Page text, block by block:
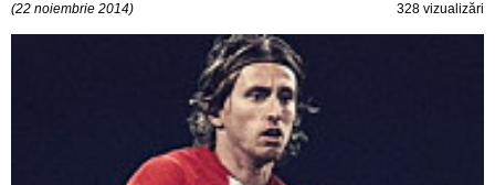
(22 noiembrie 2014) 328 vizualizări